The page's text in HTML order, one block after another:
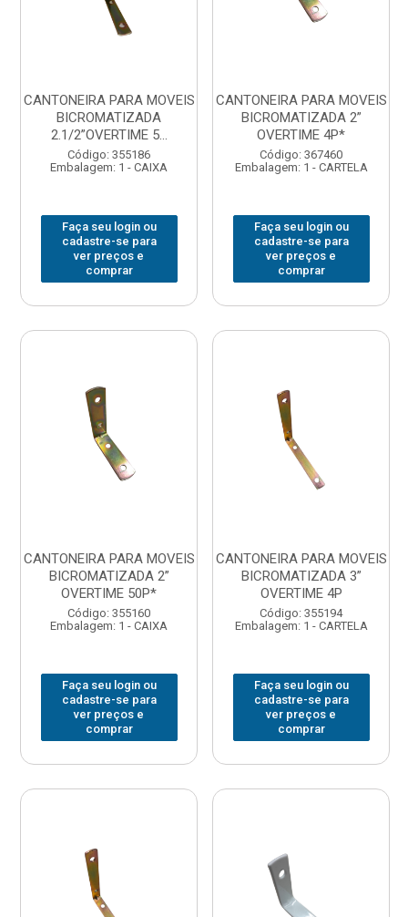
CANTONEIRA PARA MOVEIS
BICROMATIZADA
2.1/2”OVERTIME 5...
Código: 355186
Embalagem: 1 - CAIXA
Faça seu login ou
cadastre-se para
ver preços e
comprar
CANTONEIRA PARA MOVEIS
BICROMATIZADA 2”
OVERTIME 4P*
Código: 367460
Embalagem: 1 - CARTELA
Faça seu login ou
cadastre-se para
ver preços e
comprar
CANTONEIRA PARA MOVEIS
BICROMATIZADA 2”
OVERTIME 50P*
Código: 355160
Embalagem: 1 - CAIXA
Faça seu login ou
cadastre-se para
ver preços e
comprar
CANTONEIRA PARA MOVEIS
BICROMATIZADA 3”
OVERTIME 4P
Código: 355194
Embalagem: 1 - CARTELA
Faça seu login ou
cadastre-se para
ver preços e
comprar